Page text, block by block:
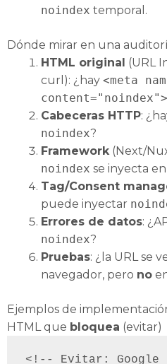
noindex temporal.
Dónde mirar en una
HTML original (URL
curl): ¿hay <meta
content="noindex">
Cabeceras HTTP:
noindex?
Framework (Next/
noindex se inyecta
Tag/Consent
puede inyectar
Errores de datos:
noindex?
Pruebas: ¿la URL se
navegador, pero no
Ejemplos de
HTML que bloquea (evitar)
<!-- Evitar: Google